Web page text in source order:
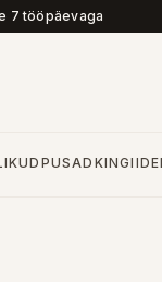
7 tööpäevaga
PUSAD